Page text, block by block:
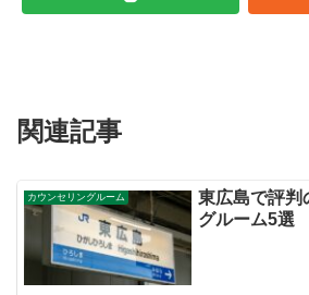
関連記事
カウンセリングルーム
東広島で評判
グルーム5選